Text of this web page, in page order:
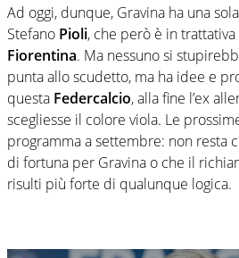
Ad oggi, dunque, Gravina ha una
Stefano Pioli, che però è in trattativa
Fiorentina. Ma nessuno si
punta allo scudetto, ma ha idee e
questa Federcalcio, alla fine l’ex
scegliesse il colore viola. Le
programma a settembre: non resta
di fortuna per Gravina o che il
risulti più forte di qualunque logica.